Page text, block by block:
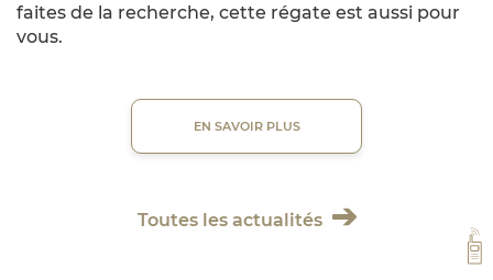
faites de la recherche, cette régate est aussi pour
vous.
EN SAVOIR PLUS
Toutes les actualités